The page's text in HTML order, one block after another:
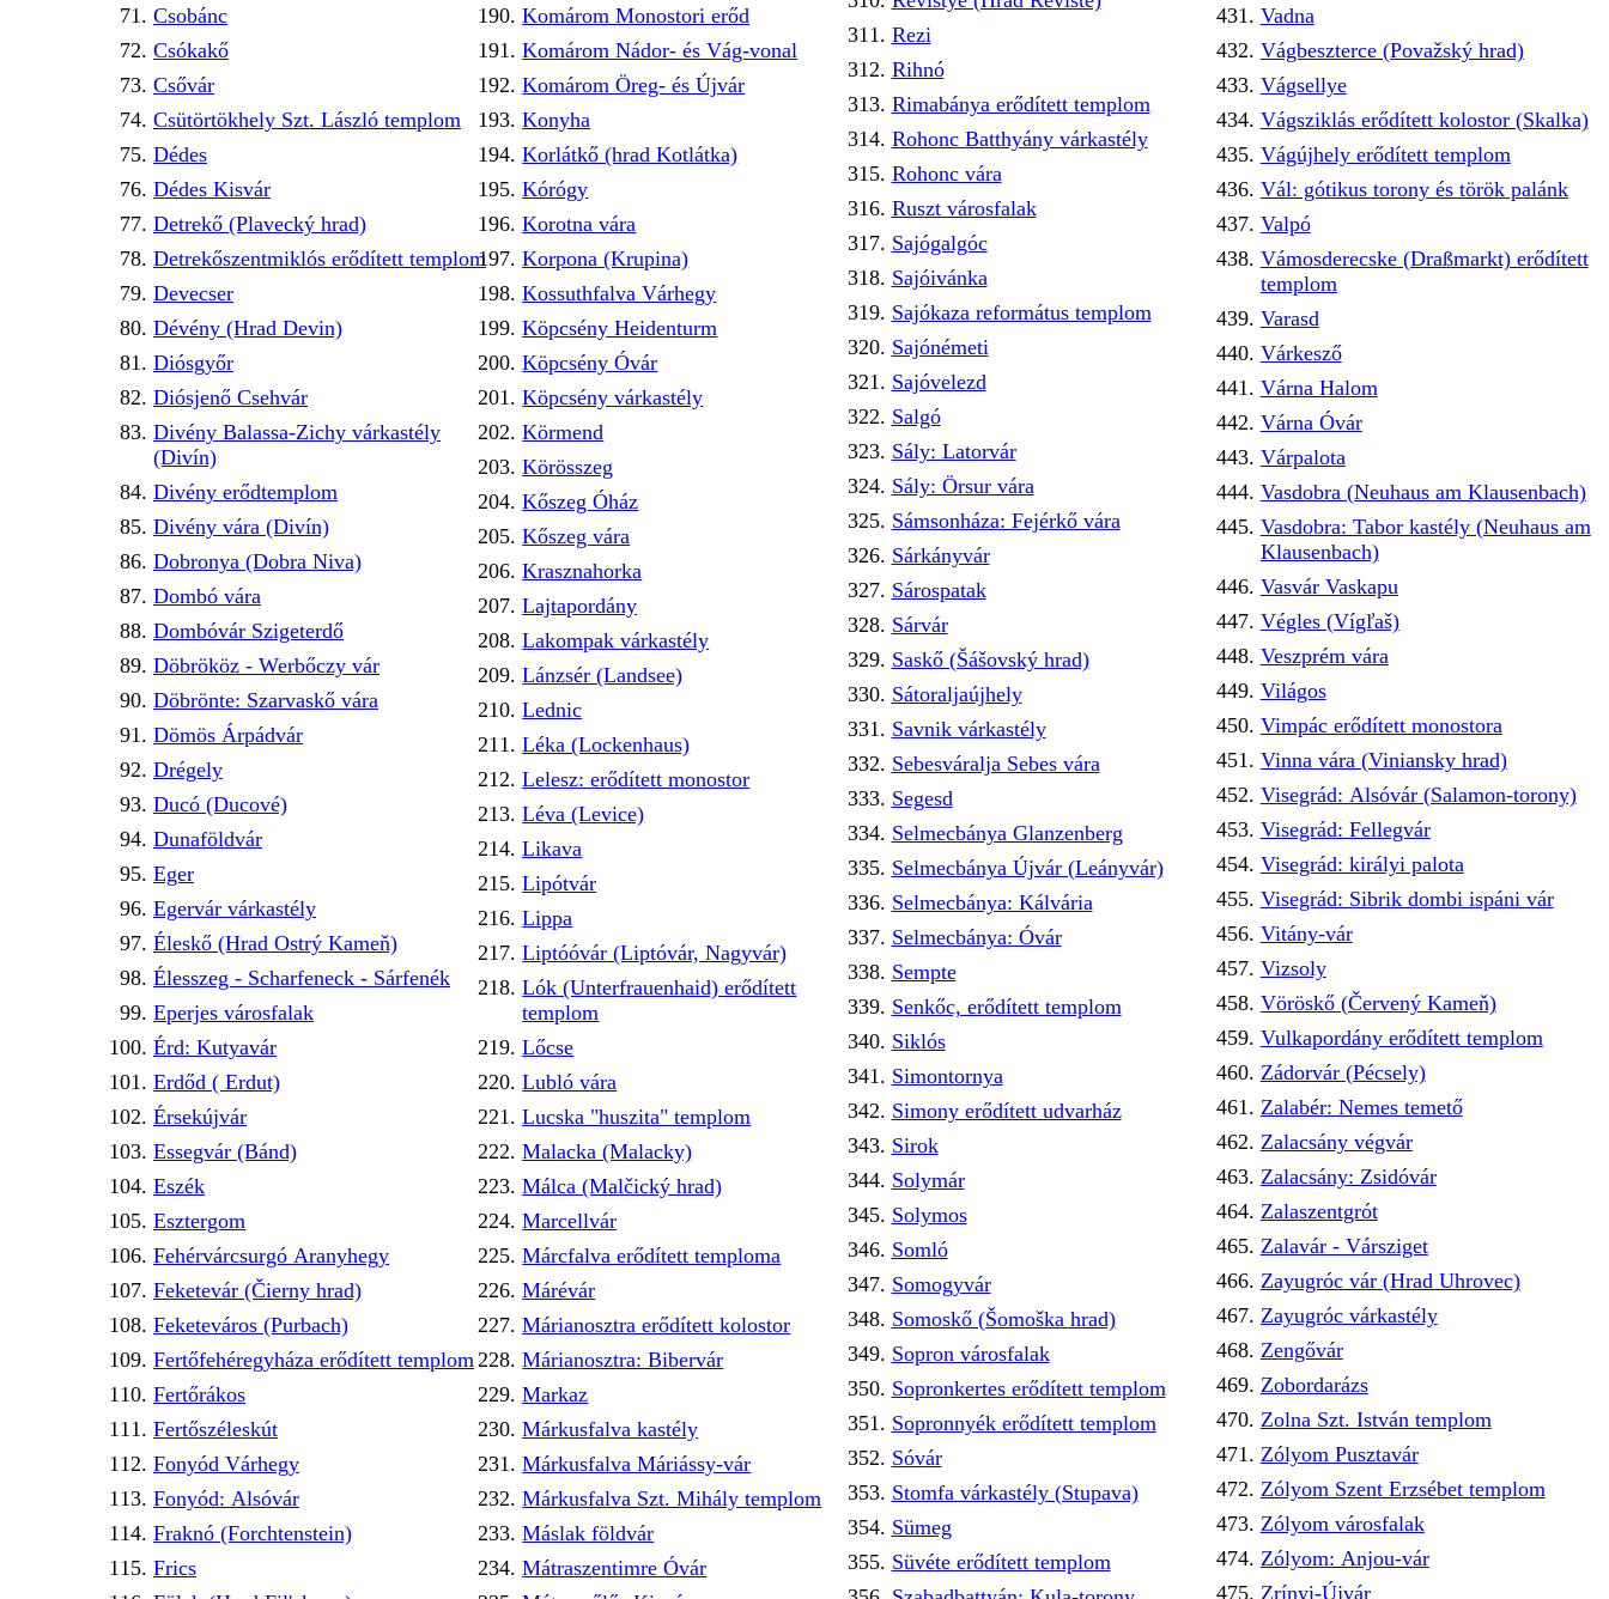
Csobánc
Csókakő
Csővár
Csütörtökhely Szt. László templom
Dédes
Dédes Kisvár
Detrekő (Plavecký hrad)
Detrekőszentmiklós erődített templom
Devecser
Dévény (Hrad Devin)
Diósgyőr
Diósjenő Csehvár
Divény Balassa-Zichy várkastély
(Divín)
Divény erődtemplom
Divény vára (Divín)
Dobronya (Dobra Niva)
Dombó vára
Dombóvár Szigeterdő
Döbrököz - Werbőczy vár
Döbrönte: Szarvaskő vára
Dömös Árpádvár
Drégely
Ducó (Ducové)
Dunaföldvár
Eger
Egervár várkastély
Éleskő (Hrad Ostrý Kameň)
Élesszeg - Scharfeneck - Sárfenék
Eperjes városfalak
Érd: Kutyavár
Erdőd ( Erdut)
Érsekújvár
Essegvár (Bánd)
Eszék
Esztergom
Fehérvárcsurgó Aranyhegy
Feketevár (Čierny hrad)
Feketeváros (Purbach)
Fertőfehéregyháza erődített templom
Fertőrákos
Fertőszéleskút
Fonyód Várhegy
Fonyód: Alsóvár
Fraknó (Forchtenstein)
Frics
Komárom Monostori erőd
Komárom Nádor- és Vág-vonal
Komárom Öreg- és Újvár
Konyha
Korlátkő (hrad Kotlátka)
Kórógy
Korotna vára
Korpona (Krupina)
Kossuthfalva Várhegy
Köpcsény Heidenturm
Köpcsény Óvár
Köpcsény várkastély
Körmend
Körösszeg
Kőszeg Óház
Kőszeg vára
Krasznahorka
Lajtapordány
Lakompak várkastély
Lánzsér (Landsee)
Lednic
Léka (Lockenhaus)
Lelesz: erődített monostor
Léva (Levice)
Likava
Lipótvár
Lippa
Liptóóvár (Liptóvár, Nagyvár)
Lók (Unterfrauenhaid) erődített
templom
Lőcse
Lubló vára
Lucska "huszita" templom
Malacka (Malacky)
Málca (Malčický hrad)
Marcellvár
Márcfalva erődített temploma
Márévár
Márianosztra erődített kolostor
Márianosztra: Bibervár
Markaz
Márkusfalva kastély
Márkusfalva Máriássy-vár
Márkusfalva Szt. Mihály templom
Máslak földvár
Mátraszentimre Óvár
Rezi
Rihnó
Rimabánya erődített templom
Rohonc Batthyány várkastély
Rohonc vára
Ruszt városfalak
Sajógalgóc
Sajóivánka
Sajókaza református templom
Sajónémeti
Sajóvelezd
Salgó
Sály: Latorvár
Sály: Örsur vára
Sámsonháza: Fejérkő vára
Sárkányvár
Sárospatak
Sárvár
Saskő (Šášovský hrad)
Sátoraljaújhely
Savnik várkastély
Sebesváralja Sebes vára
Segesd
Selmecbánya Glanzenberg
Selmecbánya Újvár (Leányvár)
Selmecbánya: Kálvária
Selmecbánya: Óvár
Sempte
Senkőc, erődített templom
Siklós
Simontornya
Simony erődített udvarház
Sirok
Solymár
Solymos
Somló
Somogyvár
Somoskő (Šomoška hrad)
Sopron városfalak
Sopronkertes erődített templom
Sopronnyék erődített templom
Sóvár
Stomfa várkastély (Stupava)
Sümeg
Süvéte erődített templom
Vadna
Vágbeszterce (Považský hrad)
Vágsellye
Vágsziklás erődített kolostor (Skalka)
Vágújhely erődített templom
Vál: gótikus torony és török palánk
Valpó
Vámosderecske (Draßmarkt) erődített
templom
Varasd
Várkesző
Várna Halom
Várna Óvár
Várpalota
Vasdobra (Neuhaus am Klausenbach)
Vasdobra: Tabor kastély (Neuhaus am
Klausenbach)
Vasvár Vaskapu
Végles (Vígľaš)
Veszprém vára
Világos
Vimpác erődített monostora
Vinna vára (Viniansky hrad)
Visegrád: Alsóvár (Salamon-torony)
Visegrád: Fellegvár
Visegrád: királyi palota
Visegrád: Sibrik dombi ispáni vár
Vitány-vár
Vizsoly
Vöröskő (Červený Kameň)
Vulkapordány erődített templom
Zádorvár (Pécsely)
Zalabér: Nemes temető
Zalacsány végvár
Zalacsány: Zsidóvár
Zalaszentgrót
Zalavár - Vársziget
Zayugróc vár (Hrad Uhrovec)
Zayugróc várkastély
Zengővár
Zobordarázs
Zolna Szt. István templom
Zólyom Pusztavár
Zólyom Szent Erzsébet templom
Zólyom városfalak
Zólyom: Anjou-vár
Zrínyi-Újvár